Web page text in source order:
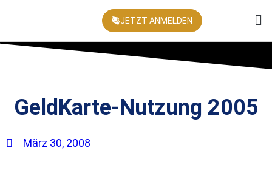
JETZT ANMELDEN
GeldKarte-Nutzung 2005
März 30, 2008